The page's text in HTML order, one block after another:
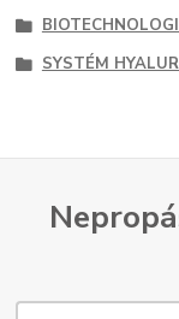
SYSTÉM